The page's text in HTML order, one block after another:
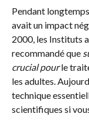
Pendant
avait un impact
2000, les Instituts
recommandé que
crucial pour le
les adultes.
technique
scientifiques si